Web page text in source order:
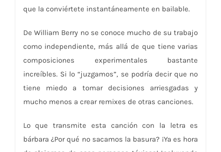
que la conviértete instantáneamente en bailable.
De William Berry no se conoce mucho de su trabajo
como independiente, más allá de que tiene varias
composiciones experimentales bastante
increíbles. Si lo “juzgamos”, se podría decir que no
tiene miedo a tomar decisiones arriesgadas y
mucho menos a crear remixes de otras canciones.
Lo que transmite esta canción con la letra es
bárbara ¿Por qué no sacamos la basura? ¡Ya es hora